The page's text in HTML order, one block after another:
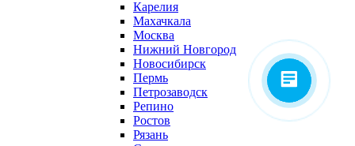
Карелия
Махачкала
Москва
Нижний Новгород
Новосибирск
Пермь
Петрозаводск
Репино
Ростов
Рязань